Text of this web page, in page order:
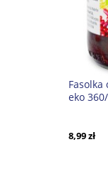
eko
8,99 zł